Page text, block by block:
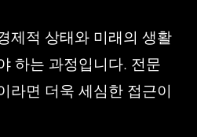
제적 상태와 미래의 생활
하는 과정입니다. 전문
라면 더욱 세심한 접근이